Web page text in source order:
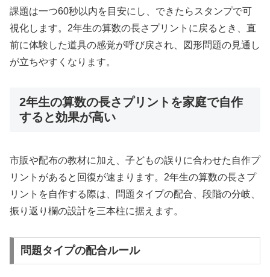
課題は一つ60秒以内を目安にし、できたらスタンプで可
視化します。2年生の算数の長さプリントに戻るとき、直
前に体験した道具の感覚が呼び戻され、図形問題の見通し
が立ちやすくなります。
2年生の算数の長さプリントを家庭で自作
すると効果が高い
市販や配布の教材に加え、子どもの誤りに合わせた自作プ
リントがあると回復が速まります。2年生の算数の長さプ
リントを自作する際は、問題タイプの配合、段階の分岐、
振り返り欄の設計を三本柱に据えます。
問題タイプの配合ルール